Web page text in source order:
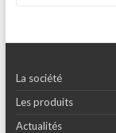
La société
Les produits
Actualités